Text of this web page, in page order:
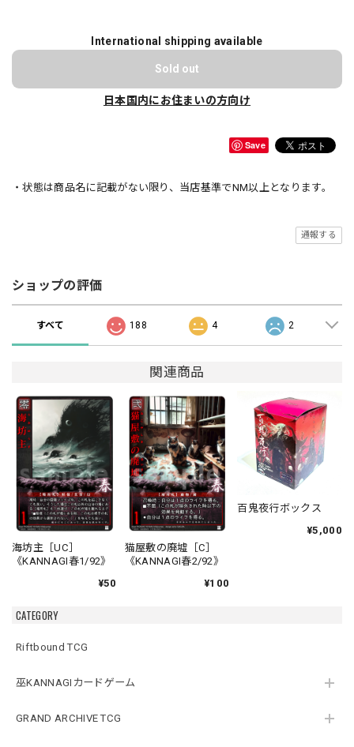
CATEGORY
Riftbound TCG
巫KANNAGIカードゲーム
GRAND ARCHIVE TCG
International shipping available
Sold out
日本国内にお住まいの方向け
Save
・状態は商品名に記載がない限り、当店基準でNM以上となります。
通報する
ショップの評価
すべて 188 4 2
関連商品
海坊主［UC］
《KANNAGI春1/92》
¥50
猫屋敷の廃墟［C］
《KANNAGI春2/92》
¥100
百鬼夜行ボックス
¥5,000